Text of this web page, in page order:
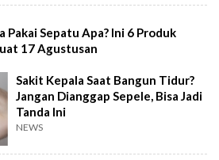
Pakai Sepatu Apa? Ini 6 Produk
17 Agustusan
Sakit Kepala Saat Bangun Tidur?
Jangan Dianggap Sepele, Bisa Jadi
Tanda Ini
NEWS